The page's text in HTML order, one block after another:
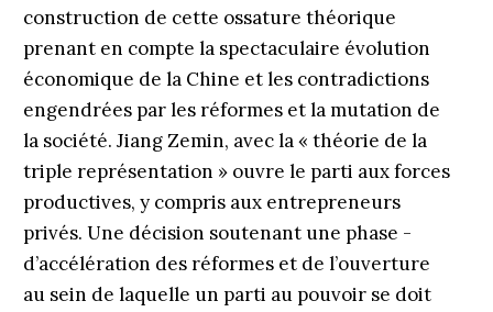
construction de cette ossature théorique
prenant en compte la spectaculaire évolution
économique de la Chine et les contradictions
engendrées par les réformes et la mutation de
la société. Jiang Zemin, avec la « théorie de la
triple représentation » ouvre le ­parti aux forces
productives, y compris aux entrepre­neurs
privés. Une décision soutenant une ­phase ­
d’accélération des réformes et de l’ouverture
au sein de laquelle un parti au pouvoir se doit